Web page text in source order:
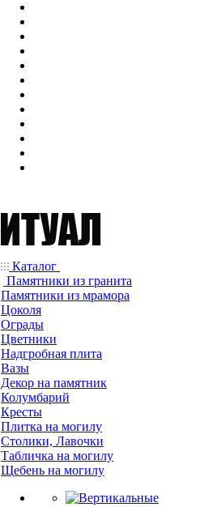
Каталог
Памятники из гранита
Памятники из мрамора
Цоколя
Ограды
Цветники
Надгробная плита
Вазы
Декор на памятник
Колумбарий
Кресты
Плитка на могилу
Столики, Лавочки
Табличка на могилу
Щебень на могилу